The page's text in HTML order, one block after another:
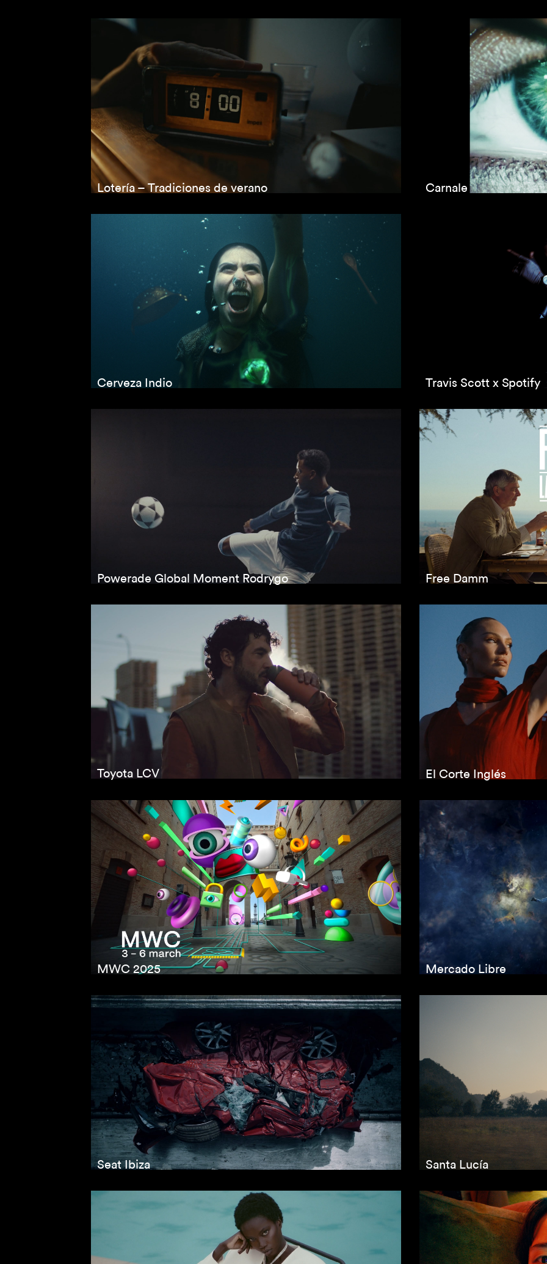
Lotería – Tradiciones de verano Carnale
Cerveza Indio Travis Scott x Spotify
Powerade Global Moment Rodrygo Free Damm
Toyota LCV El Corte Inglés
MWC 2025 Mercado Libre
Seat Ibiza Santa Lucía